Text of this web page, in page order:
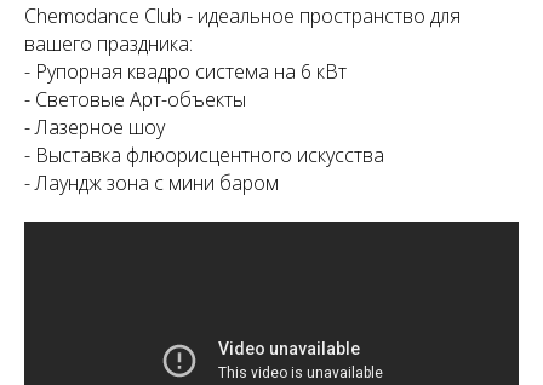
Chemodance Club - идеальное пространство для
вашего праздника:
- Рупорная квадро система на 6 кВт
- Световые Арт-объекты
- Лазерное шоу
- Выставка флюорисцентного искусства
- Лаундж зона с мини баром